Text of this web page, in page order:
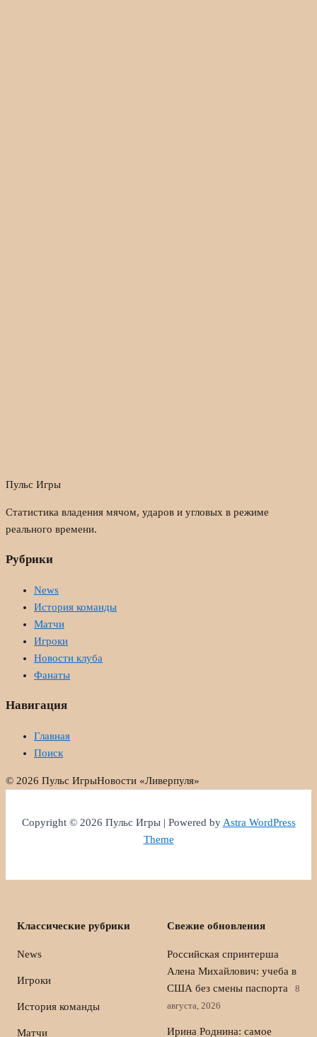
Пульс Игры
Статистика владения мячом, ударов и угловых в режиме
реального времени.
Рубрики
News
История команды
Матчи
Игроки
Новости клуба
Фанаты
Навигация
Главная
Поиск
© 2026 Пульс ИгрыНовости «Ливерпуля»
Copyright © 2026 Пульс Игры | Powered byAstra WordPress
Theme
Классические рубрики
News
Игроки
История команды
Матчи
Свежие обновления
Российская спринтерша
Алена Михайлович: учеба в
США без смены паспорта
8
августа, 2026
Ирина Роднина: самое